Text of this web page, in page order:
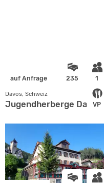
auf Anfrage 235 1
VP
Davos, Schweiz
Jugendherberge Davos